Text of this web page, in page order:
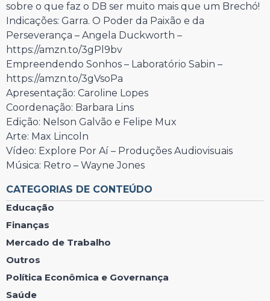
sobre o que faz o DB ser muito mais que um Brechó!
Indicações: Garra. O Poder da Paixão e da
Perseverança – Angela Duckworth –
https://amzn.to/3gPl9bv
Empreendendo Sonhos – Laboratório Sabin –
https://amzn.to/3gVsoPa
Apresentação: Caroline Lopes
Coordenação: Barbara Lins
Edição: Nelson Galvão e Felipe Mux
Arte: Max Lincoln
Vídeo: Explore Por Aí – Produções Audiovisuais
Música: Retro – Wayne Jones
CATEGORIAS DE CONTEÚDO
Educação
Finanças
Mercado de Trabalho
Outros
Política Econômica e Governança
Saúde